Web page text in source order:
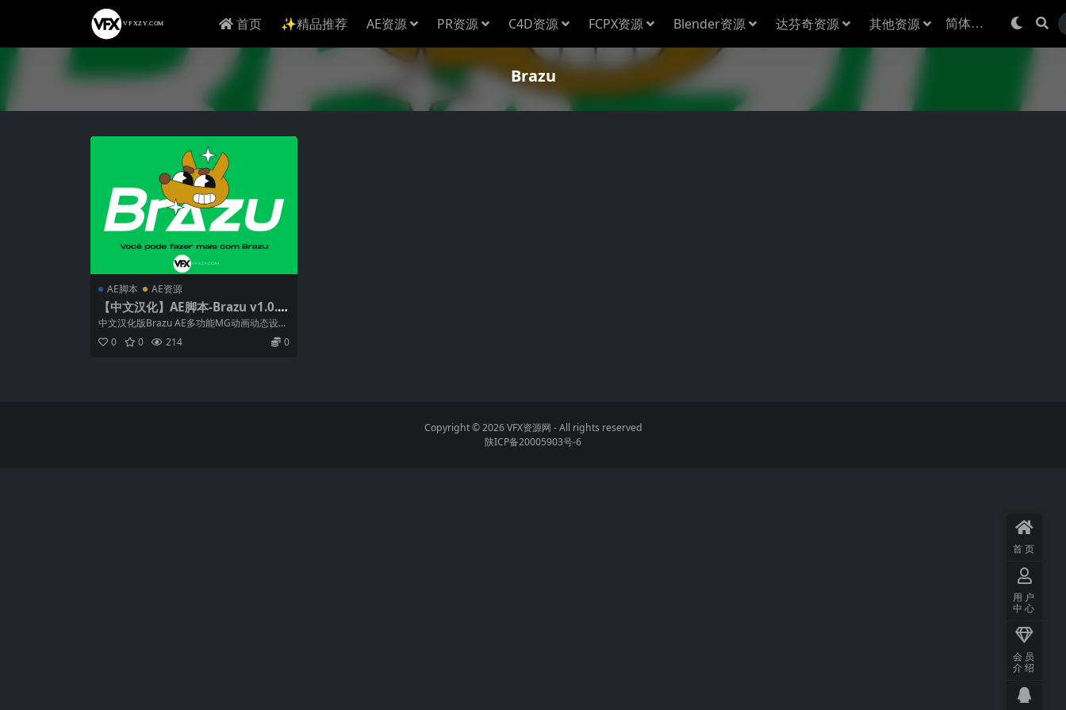
首页 ✨精品推荐 AE资源 PR资源 C4D资源 FCPX资源 Blender资源 达芬奇资源 其他资源
Brazu
AE脚本 AE资源
【中文汉化】AE脚本-Brazu v1.0.3
修复版 多功能MG动画动态设计工具
包 + 使用教程
中文汉化版Brazu AE多功能MG动画动态设计
工具包 （含使用教程） Braz...
0 0 214 0
Copyright © 2026VFX资源网 - All rights reserved
陕ICP备20005903号-6
首页
用户
中心
会员
介绍